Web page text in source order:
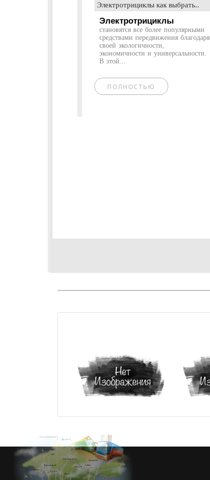
Электротрициклы как выбрать..
Электротрициклы
становятся все более популярными
средствами передвижения благодаря
своей экологичности,
экономичности и универсальности.
В этой...
ПОЛНОСТЬЮ